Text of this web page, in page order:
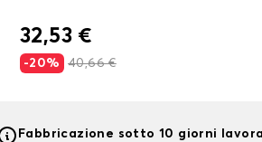
32,53 €
-20% 40,66 €
Fabbricazione sotto 10 giorni